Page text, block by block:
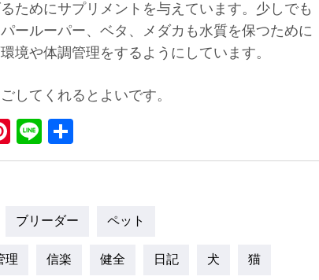
ためにサプリメントを与えています。少しでも
ールーパー、ベタ、メダカも水質を保つために
境や体調管理をするようにしています。
してくれるとよいです。
Pinterest
Line
ブリーダー ペット
理 信楽 健全 日記 犬 猫